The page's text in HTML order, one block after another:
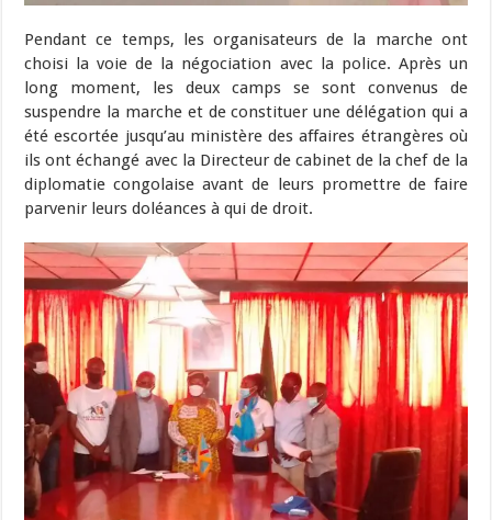
Pendant ce temps, les organisateurs de la marche ont
choisi la voie de la négociation avec la police. Après un
long moment, les deux camps se sont convenus de
suspendre la marche et de constituer une délégation qui a
été escortée jusqu’au ministère des affaires étrangères où
ils ont échangé avec la Directeur de cabinet de la chef de la
diplomatie congolaise avant de leurs promettre de faire
parvenir leurs doléances à qui de droit.